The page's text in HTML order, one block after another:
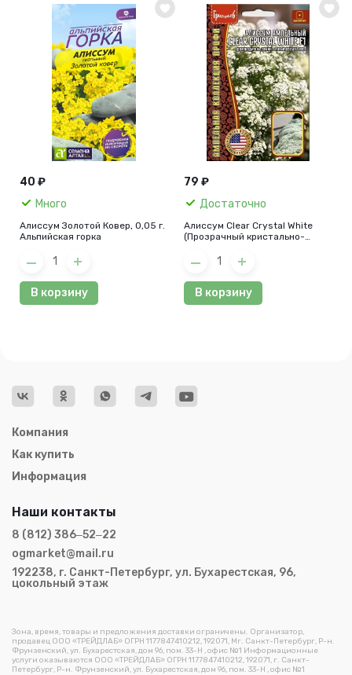
40 ₽
Много
Алиссум Золотой Ковер, 0,05 г.
Альпийская горка
В корзину
79 ₽
Достаточно
Алиссум Clear Crystal White
(Прозрачный кристально-
В корзину
Компания
Как купить
Информация
Зона, время, товары и предложения доставки ограничены. Организатор,
продавец ООО «ТРЕЙДЛАБ» ОГРН 1177847410212, 192071, Мг. Санкт-Петербург, Р-н.
Фрунзенский, ул. Бухарестская, дом 96, пом. 33-Н , офис №1 Информационные
услуги оказываются ООО «ТРЕЙДЛАБ» ОГРН 1177847410212, 192071, г. Санкт-
Петербург, Р-н. Фрунзенский, ул. Бухарестская, дом 96, пом. 33-Н , офис №1
Наши контакты
8 (812) 386‒52‒22
ogmarket@mail.ru
192238, г. Санкт-Петербург, ул. Бухарестская, 96,
цокольный этаж